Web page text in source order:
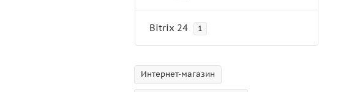
Bitrix 24 1
Интернет-магазин